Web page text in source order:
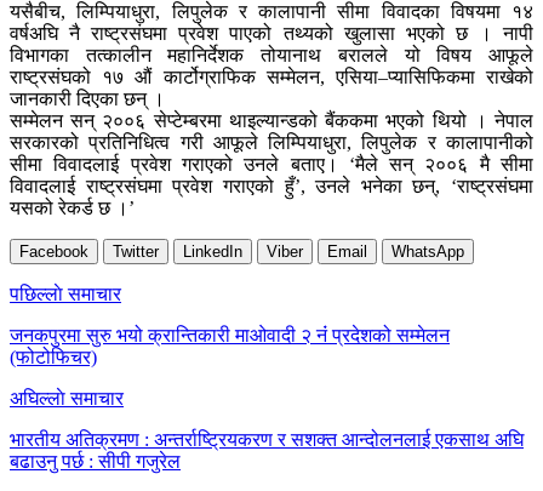
यसैबीच, लिम्पियाधुरा, लिपुलेक र कालापानी सीमा विवादका विषयमा १४
वर्षअघि नै राष्ट्रसंघमा प्रवेश पाएको तथ्यको खुलासा भएको छ । नापी
विभागका तत्कालीन महानिर्देशक तोयानाथ बरालले यो विषय आफूले
राष्ट्रसंघको १७ औं कार्टोग्राफिक सम्मेलन, एसिया–प्यासिफिकमा राखेको
जानकारी दिएका छन् ।
सम्मेलन सन् २००६ सेप्टेम्बरमा थाइल्यान्डको बैंककमा भएको थियो । नेपाल
सरकारको प्रतिनिधित्व गरी आफूले लिम्पियाधुरा, लिपुलेक र कालापानीको
सीमा विवादलाई प्रवेश गराएको उनले बताए। ‘मैले सन् २००६ मै सीमा
विवादलाई राष्ट्रसंघमा प्रवेश गराएको हुँ’, उनले भनेका छन्, ‘राष्ट्रसंघमा
यसको रेकर्ड छ ।’
Facebook Twitter LinkedIn Viber Email WhatsApp
Post
navigation
पछिल्लाे समाचार
जनकपुरमा सुरु भयो क्रान्तिकारी माओवादी २ नंं प्रदेशको सम्मेलन
(फोटोफिचर)
अघिल्लाे समाचार
भारतीय अतिक्रमण : अन्तर्राष्ट्रियकरण र सशक्त आन्दोलनलाई एकसाथ अघि
बढाउनु पर्छ : सीपी गजुरेल